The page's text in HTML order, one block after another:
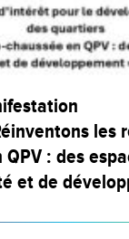
les
: des
et de